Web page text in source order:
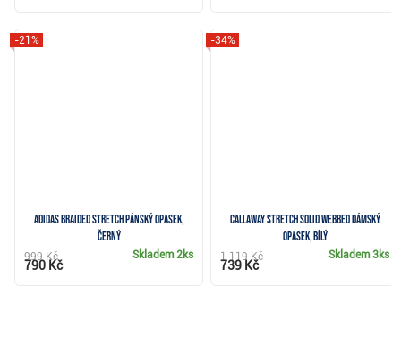
Adidas Braided Stretch pánský opasek,
černý
-21%
Skladem2ks
999 Kč
790 Kč
Callaway Stretch Solid Webbed dámský
opasek, bílý
-34%
Skladem3ks
1 119 Kč
739 Kč